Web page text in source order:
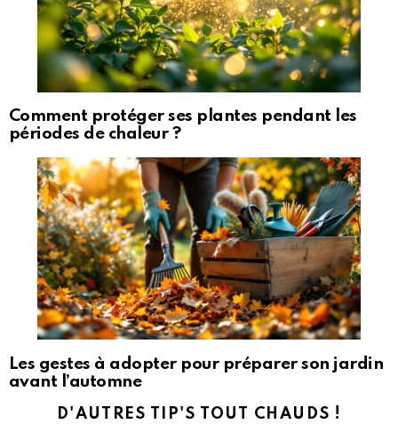
Comment protéger ses plantes pendant les
périodes de chaleur ?
Les gestes à adopter pour préparer son jardin
avant l’automne
D'AUTRES TIP'S TOUT CHAUDS !